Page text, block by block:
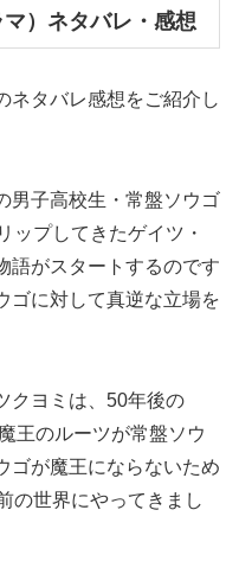
）ネタバレ・感想
ネタバレ感想をご紹介し
男子高校生・常盤ソウゴ
ップしてきたゲイツ・
語がスタートするのです
ゴに対して真逆な立場を
クヨミは、50年後の
王のルーツが常盤ソウ
ゴが魔王にならないため
の世界にやってきまし